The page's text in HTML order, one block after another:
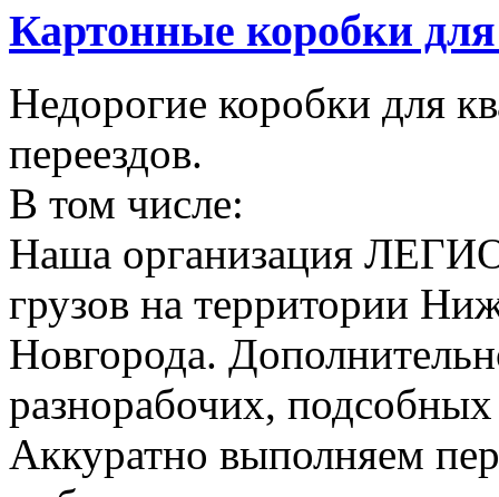
Картонные коробки для
Недорогие коробки для
переездов.
В том числе:
Наша организация
грузов на территории
Новгорода.
разнорабочих,
Аккуратно выполняем